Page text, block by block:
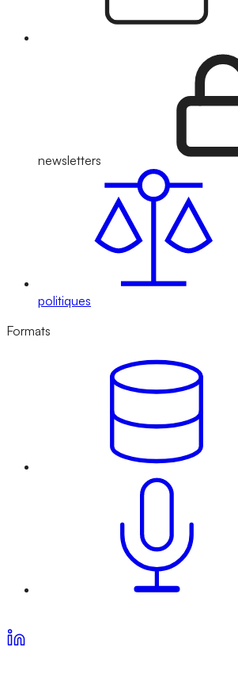
newsletters
politiques
Formats